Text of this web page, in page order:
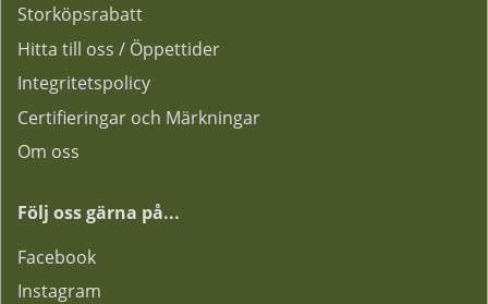
Storköpsrabatt
Hitta till oss / Öppettider
Integritetspolicy
Certifieringar och Märkningar
Om oss
Följ oss gärna på...
Facebook
Instagram